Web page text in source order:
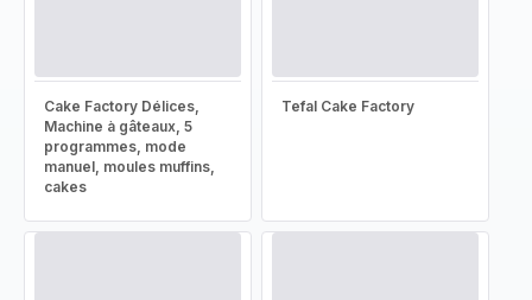
Cake Factory Délices,
Machine à gâteaux, 5
programmes, mode
manuel, moules muffins,
cakes
Tefal Cake Factory